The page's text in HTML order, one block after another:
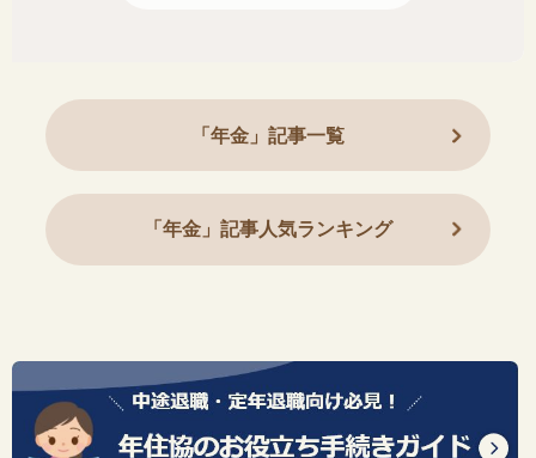
「年金」記事一覧
「年金」記事人気ランキング